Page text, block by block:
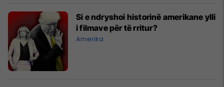
Si e ndryshoi historinë amerikane ylli
i filmave për të rritur?
Amerika